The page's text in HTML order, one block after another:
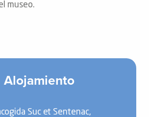
museo.
Alojamiento
Suc et Sentenac,